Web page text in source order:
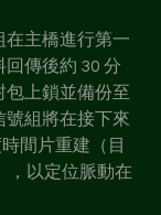
在主橋進行第一
傳後約 30 分
包上鎖並備份至
號組將在接下來
間片重建（目
，以定位脈動在